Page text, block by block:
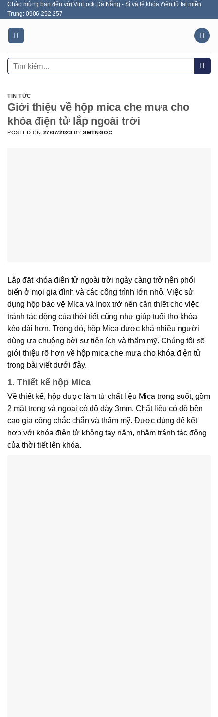
Skip
to
content
Chào mừng bạn đến với VinLock Đà Nẵng - Sỉ và lẻ khóa điện tử tại miền
Trung: 0906 252 257
Tìm
kiếm:
TIN TỨC
Giới thiệu về hộp mica che mưa cho
khóa điện tử lắp ngoài trời
POSTED ON 27/07/2023 BYSMTNGOC
Lắp đặt khóa điện tử ngoài trời ngày càng trở nên phổi
biến ở mọi gia đình và các công trình lớn nhỏ. Việc sử
dụng hộp bảo vệ Mica và Inox trở nên cần thiết cho việc
tránh tác động của thời tiết cũng như giúp tuổi thọ khóa
kéo dài hơn. Trong đó, hộp Mica được khá nhiều người
dùng ưa chuộng bởi sự tiện ích và thẩm mỹ. Chúng tôi sẽ
giới thiệu rõ hơn về hộp mica che mưa cho khóa điện tử
trong bài viết dưới đây.
1. Thiết kế hộp Mica
Về thiết kế, hộp được làm từ chất liệu Mica trong suốt, gồm
2 mặt trong và ngoài có độ dày 3mm. Chất liệu có độ bền
cao gia công chắc chắn và thẩm mỹ. Được dùng để kết
hợp với khóa điện tử không tay nắm, nhằm tránh tác động
của thời tiết lên khóa.